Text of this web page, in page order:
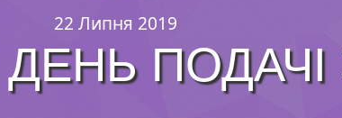
22 Липня 2019
ПОДАЧІ